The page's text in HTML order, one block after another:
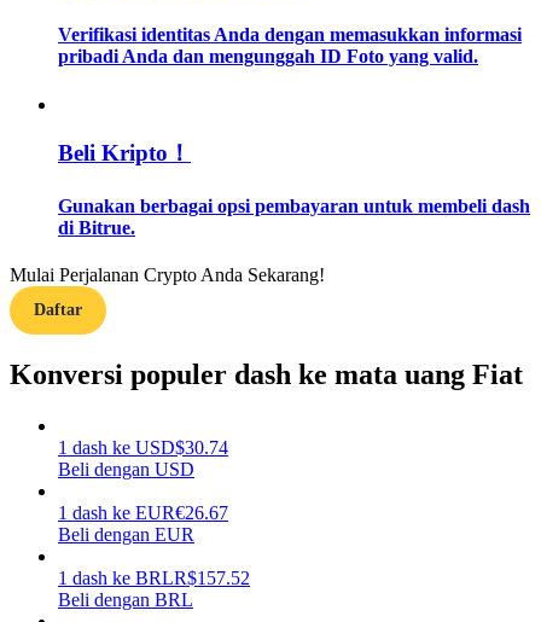
Pelajari cara untuk tetap menghasilkan keuntungan
Babi Kekuatan
Verifikasi identitas Anda dengan memasukkan informasi
pribadi Anda dan mengunggah ID Foto yang valid.
Beli Kripto！
Gunakan berbagai opsi pembayaran untuk membeli dash
di Bitrue.
Mulai Perjalanan Crypto Anda Sekarang!
Daftar
Konversi populer dash ke mata uang Fiat
1 dash ke USD$30.74
Beli dengan USD
1 dash ke EUR€26.67
Beli dengan EUR
1 dash ke BRLR$157.52
Beli dengan BRL